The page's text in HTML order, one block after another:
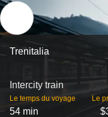
Trenitalia
Intercity train
Le temps du voyage
54 min
Le